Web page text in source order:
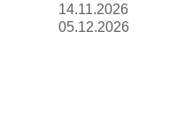
14.11.2026
05.12.2026